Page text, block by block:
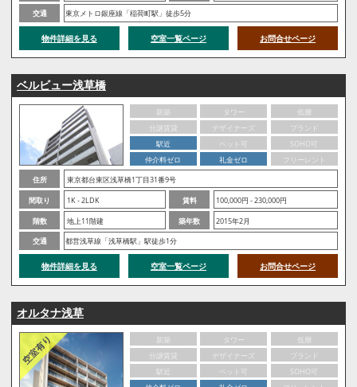
交通 東京メトロ銀座線「稲荷町駅」徒歩5分
物件詳細を見る 空室一覧ページ お問合せページ
ベルビュー浅草橋
新築 タワー
低層
分譲賃貸
デザイナーズ
ブランド
駅近
ペット可
SOHO可
仲介料ゼロ
礼金ゼロ
フリーレント
住所
東京都台東区浅草橋1丁目31番9号
間取り
1K - 2LDK 賃料
100,000円 - 230,000円
階数
地上11階建 築年数
2015年2月
交通
都営浅草線「浅草橋駅」駅徒歩1分
物件詳細を見る 空室一覧ページ お問合せページ
オルタナ浅草
新築 タワー
低層
分譲賃貸
デザイナーズ
ブランド
駅近
ペット可
SOHO可